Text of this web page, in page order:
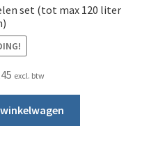
set (tot max 120 liter
prijs was: €55,00.
Huidige prijs is: €45,45.
excl. btw